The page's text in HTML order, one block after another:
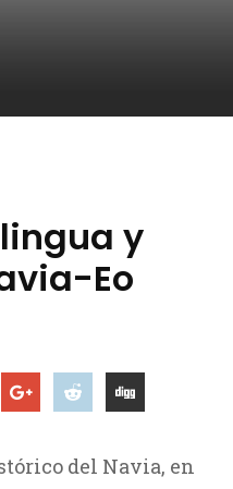
y
Eo
del Navia, en